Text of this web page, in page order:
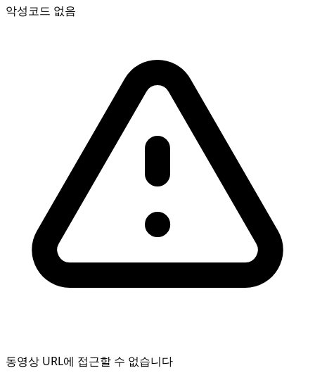
악성코드 없음
동영상 URL에 접근할 수 없습니다